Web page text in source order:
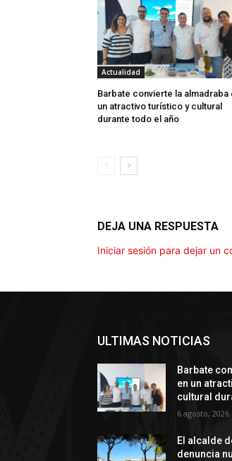
Actualidad
Barbate convierte la almadraba
un atractivo turístico y cultural
durante todo el año
DEJA UNA RESPUESTA
Iniciar sesión para dejar un
ULTIMAS NOTICIAS
Barbate
en un
cultural
6 agosto, 2026
El alcalde
denuncia